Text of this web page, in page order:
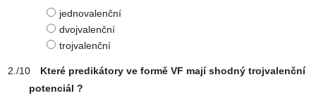
jednovalenční
dvojvalenční
trojvalenční
Které predikátory ve formě VF mají shodný trojvalenční
potenciál ?